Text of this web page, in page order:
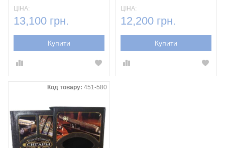
ЦІНА:
13,100 грн.
Купити
ЦІНА:
12,200 грн.
Купити
Код товару: 451-580